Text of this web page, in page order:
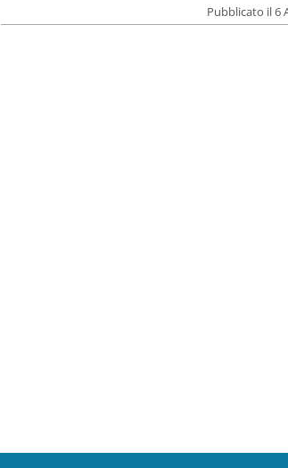
Pubblicato il 6